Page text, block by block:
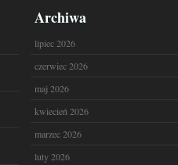
Archiwa
lipiec 2026
czerwiec 2026
maj 2026
kwiecień 2026
marzec 2026
luty 2026